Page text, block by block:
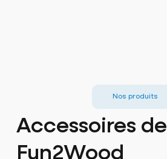
Nos produits
Accessoires de
Fun2Wood